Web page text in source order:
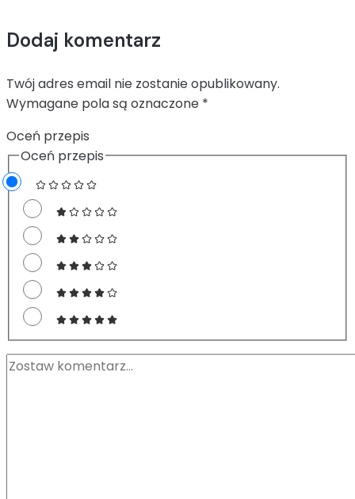
Dodaj komentarz
Twój adres email nie zostanie opublikowany.
Wymagane pola są oznaczone *
Oceń przepis
Oceń przepis